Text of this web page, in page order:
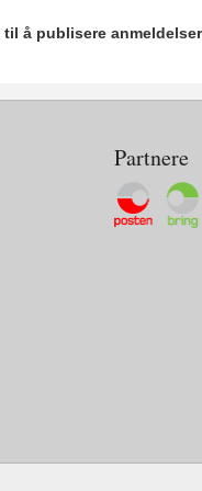
å publisere
Partnere